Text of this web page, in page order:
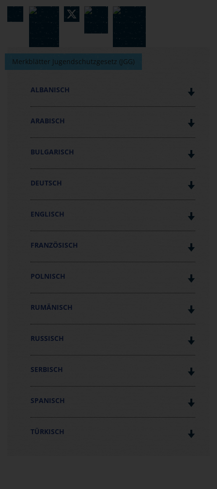
Merkblätter Jugendschutzgesetz (JGG)
ALBANISCH
ARABISCH
BULGARISCH
DEUTSCH
ENGLISCH
FRANZÖSISCH
POLNISCH
RUMÄNISCH
RUSSISCH
SERBISCH
SPANISCH
TÜRKISCH